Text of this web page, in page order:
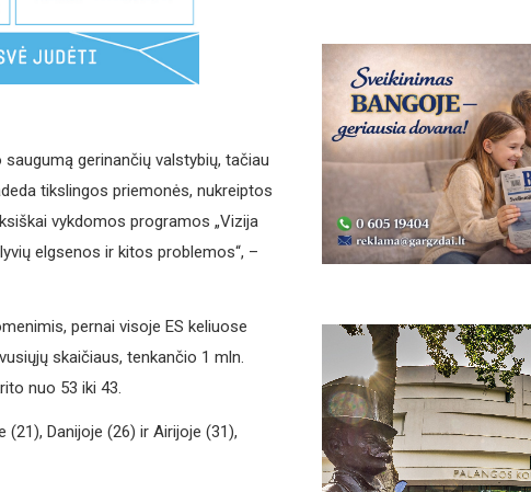
gerinančių valstybių, tačiau
tikslingos priemonės, nukreiptos
vykdomos programos „Vizija
elgsenos ir kitos problemos“, –
pernai visoje ES keliuose
skaičiaus, tenkančio 1 mln.
nuo 53 iki 43.
Danijoje (26) ir Airijoje (31),